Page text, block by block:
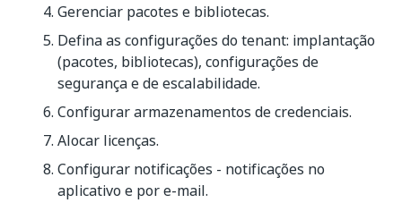
Gerenciar pacotes e bibliotecas.
Defina as configurações do tenant: implantação
(pacotes, bibliotecas), configurações de
segurança e de escalabilidade.
Configurar armazenamentos de credenciais.
Alocar licenças.
Configurar notificações - notificações no
aplicativo e por e-mail.